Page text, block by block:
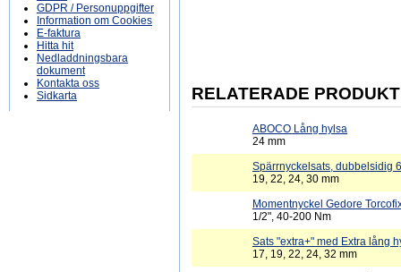
GDPR / Personuppgifter
Information om Cookies
E-faktura
Hitta hit
Nedladdningsbara
dokument
Kontakta oss
Sidkarta
RELATERADE
ABOCO Lång hylsa
24 mm
Spärrnyckelsats, dubbelsidig
19, 22, 24, 30 mm
Momentnyckel Gedore
1/2", 40-200 Nm
Sats "extra+" med Extra lång
17, 19, 22, 24, 32 mm